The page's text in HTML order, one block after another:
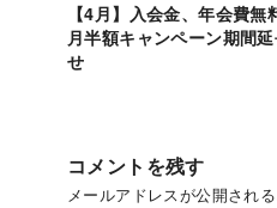
【4月】入会金、年会費無
月半額キャンペーン期間
せ
コメントを残す
メールアドレスが公開され